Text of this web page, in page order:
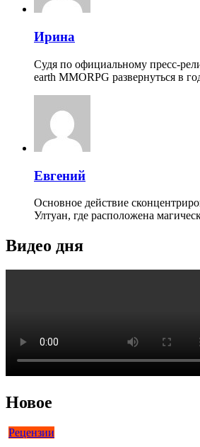
Ирина
Судя по официальному пресс-
earth MMORPG развернуться в
Евгений
Основное действие
Ултуан, где расположена
Видео дня
Новое
Рецензии